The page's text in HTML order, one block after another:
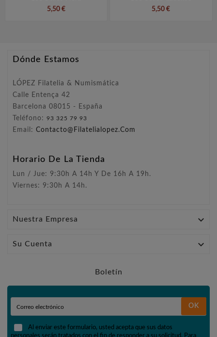
5,50 €
5,50 €
Dónde Estamos
LÓPEZ Filatelia & Numismática
Calle Entença 42
Barcelona 08015 - España
Teléfono: 93 325 79 93
Email: Contacto@filatelialopez.com
Horario De La Tienda
Lun / Jue: 9:30h A 14h Y De 16h A 19h.
Viernes: 9:30h A 14h.
Nuestra Empresa 
Su Cuenta 
Boletín
OK
Al enviar este formulario, usted acepta que sus datos
personales serán tratados con el fin de responder a su solicitud. Para